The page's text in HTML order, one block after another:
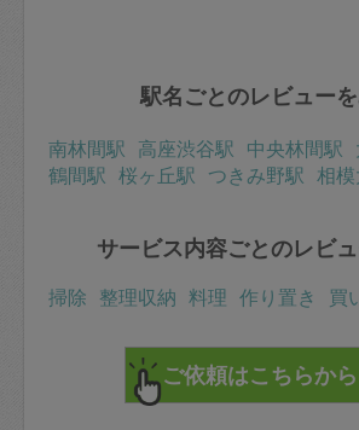
駅名ごとのレビュー
南林間駅 高座渋谷駅 中央林間駅
鶴間駅 桜ヶ丘駅 つきみ野駅 相
サービス内容ごとのレビ
掃除 整理収納 料理 作り置き 買